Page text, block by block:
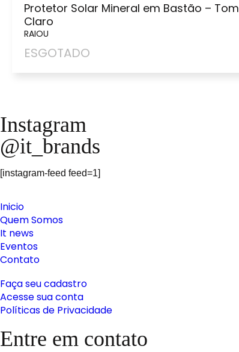
Protetor Solar Mineral em Bastão – Tom
Claro
RAIOU
ESGOTADO
Instagram
@it_brands
[instagram-feed feed=1]
Inicio
Quem Somos
It news
Eventos
Contato
Faça seu cadastro
Acesse sua conta
Políticas de Privacidade
Entre em contato